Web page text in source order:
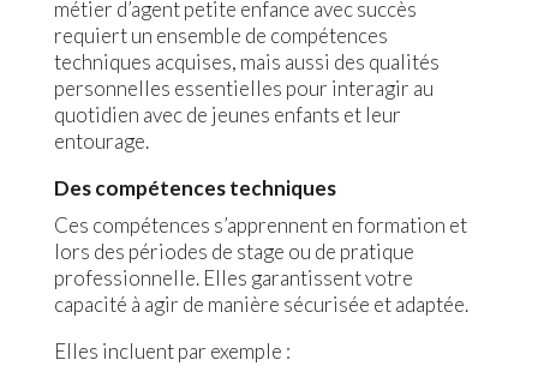
métier d’agent petite enfance avec succès
requiert un ensemble de compétences
techniques acquises, mais aussi des qualités
personnelles essentielles pour interagir au
quotidien avec de jeunes enfants et leur
entourage.
Des compétences techniques
Ces compétences s’apprennent en formation et
lors des périodes de stage ou de pratique
professionnelle. Elles garantissent votre
capacité à agir de manière sécurisée et adaptée.
Elles incluent par exemple :